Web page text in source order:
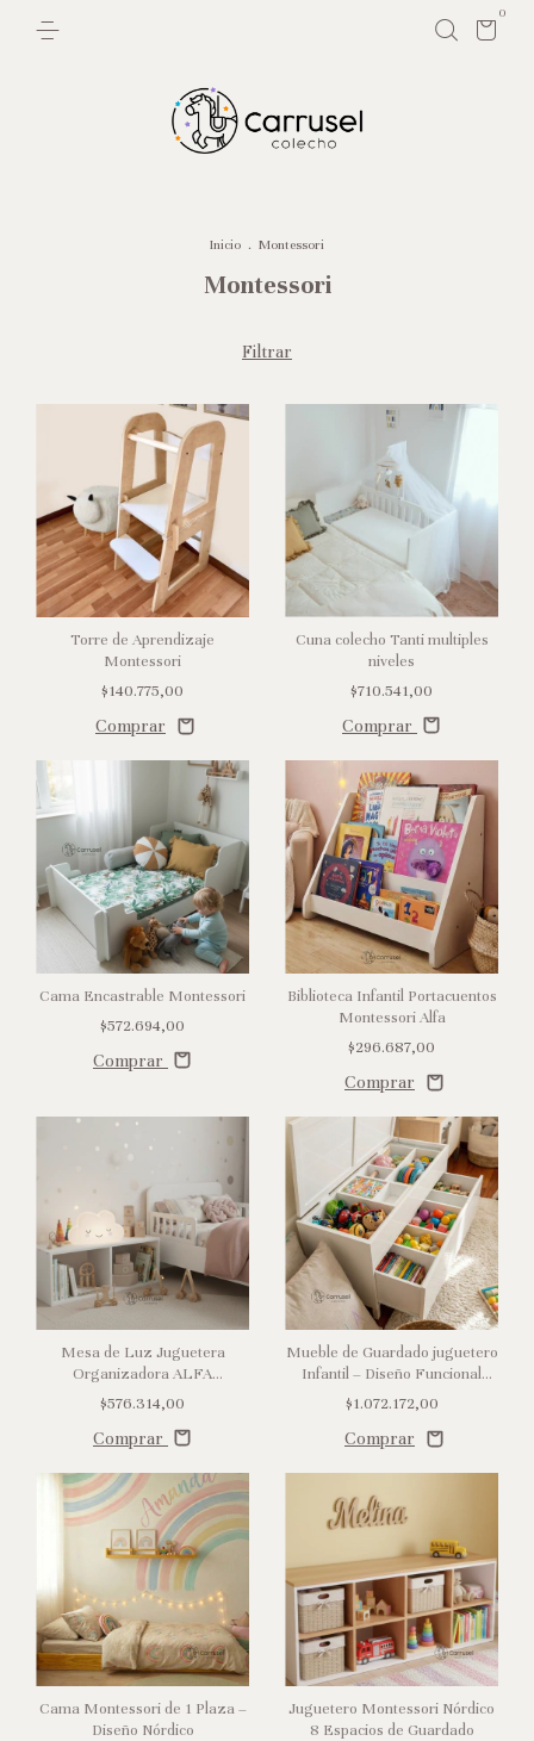
0
Inicio . Montessori
Montessori
Filtrar
Torre de Aprendizaje
Montessori
$140.775,00
Cuna colecho Tanti multiples
niveles
$710.541,00
Comprar
Cama Encastrable Montessori
$572.694,00
Comprar
Biblioteca Infantil Portacuentos
Montessori Alfa
$296.687,00
Mesa de Luz Juguetera
Organizadora ALFA
Montessori
$576.314,00
Comprar
Mueble de Guardado juguetero
Infantil – Diseño Funcional
Litin
$1.072.172,00
Cama Montessori de 1 Plaza –
Diseño Nórdico
Juguetero Montessori Nórdico
8 Espacios de Guardado